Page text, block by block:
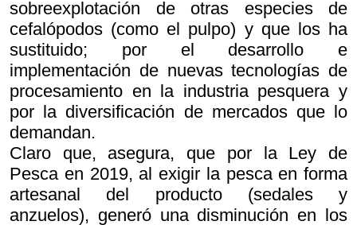
sobreexplotación de otras especies de
cefalópodos (como el pulpo) y que los ha
sustituido; por el desarrollo e
implementación de nuevas tecnologías de
procesamiento en la industria pesquera y
por la diversificación de mercados que lo
demandan.
Claro que, asegura, que por la Ley de
Pesca en 2019, al exigir la pesca en forma
artesanal del producto (sedales y
anzuelos), generó una disminución en los